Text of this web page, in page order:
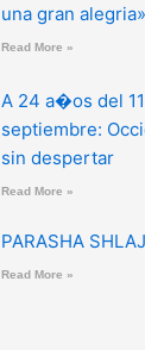
una gran alegria»
Read More »
A 24 a�os del
septiembre:
sin despertar
Read More »
PARASHA
Read More »